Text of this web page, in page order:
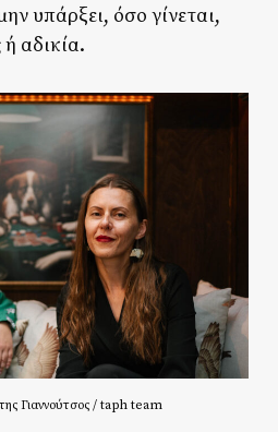
υπάρξει, όσο γίνεται,
αδικία.
Γιαννούτσος / taph team